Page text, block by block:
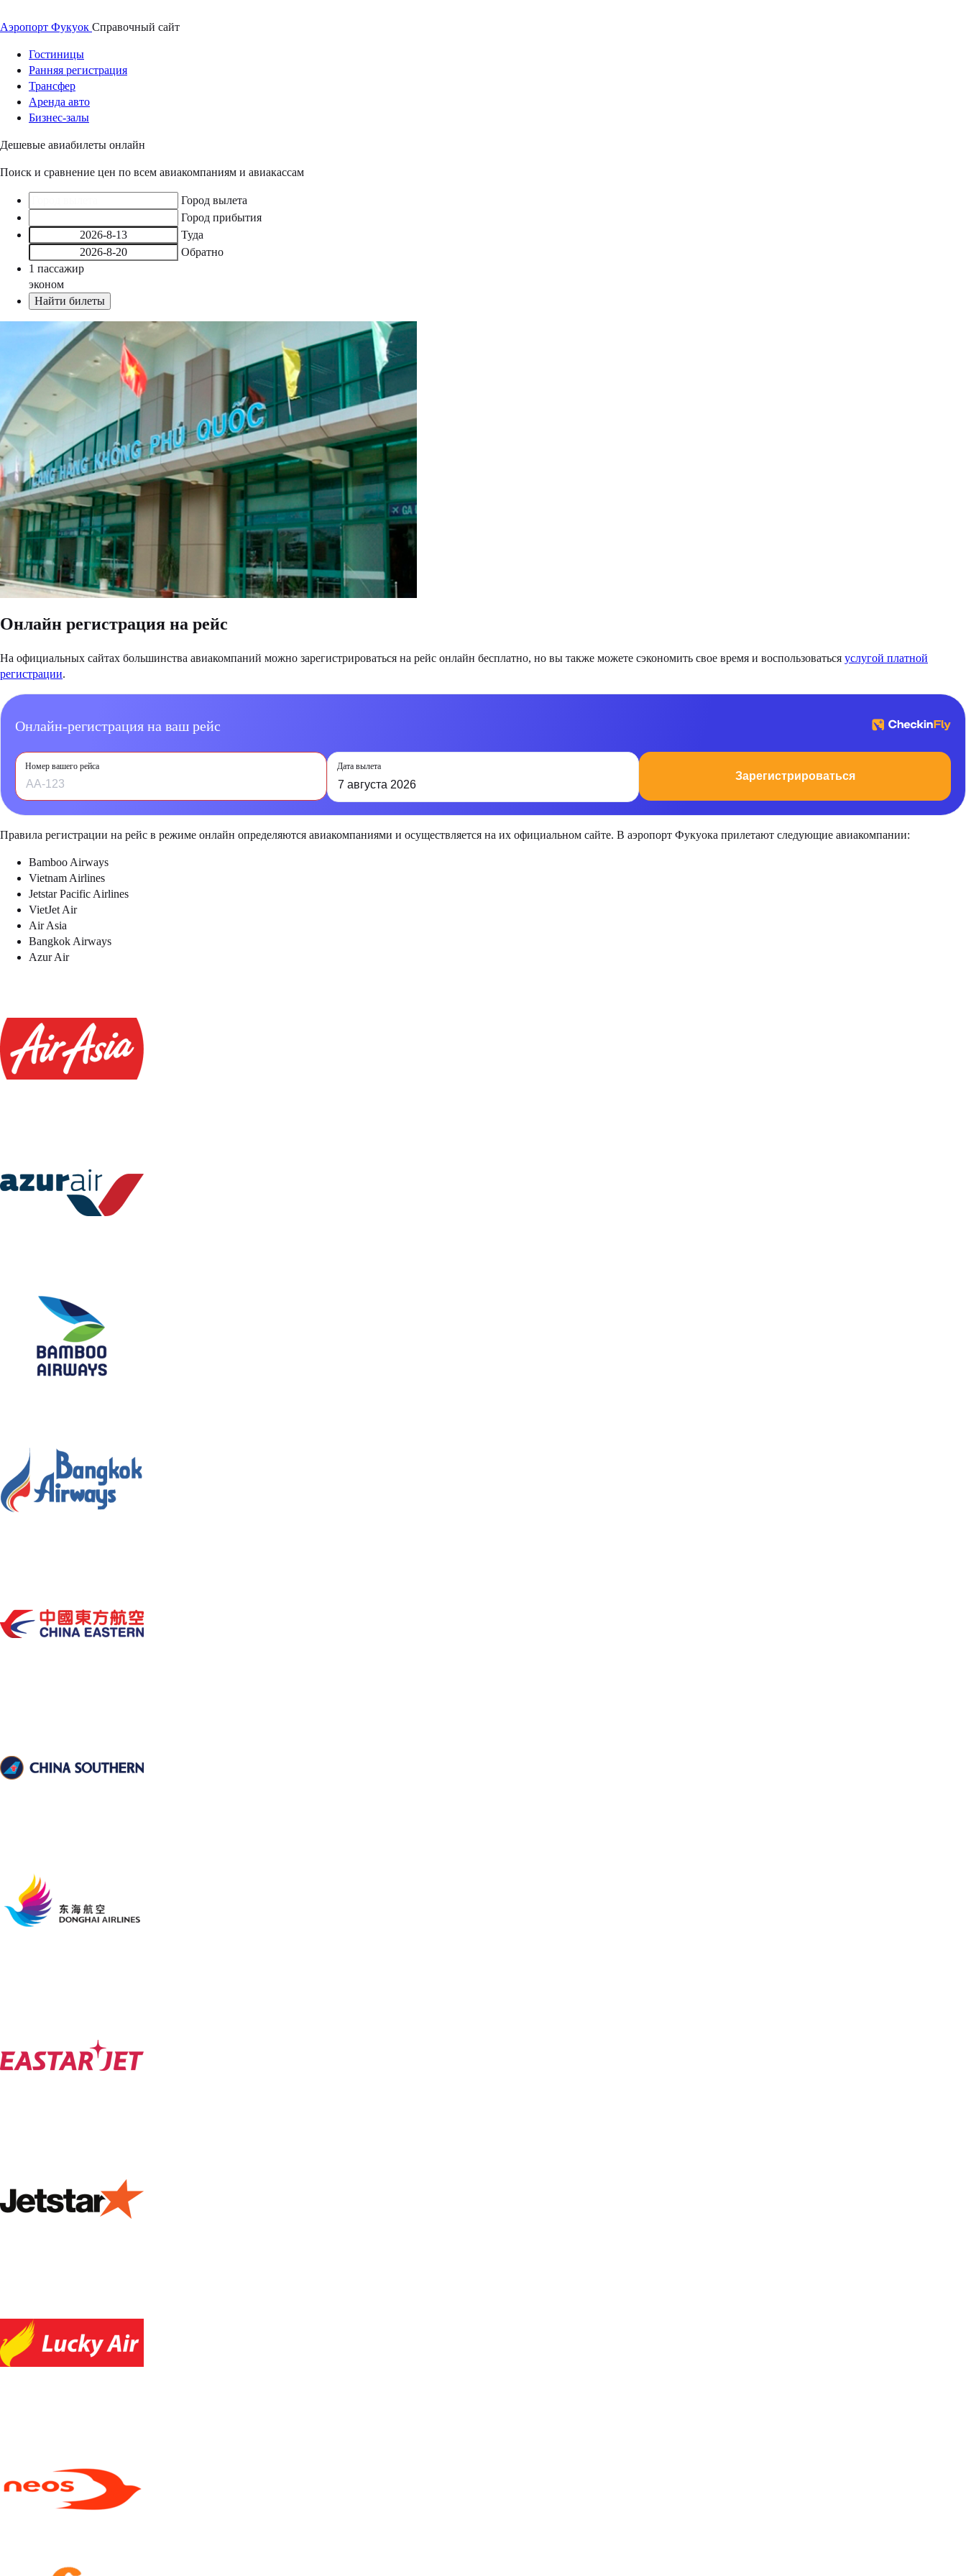
Аэропорт Фукуок Справочный сайт
Гостиницы
Ранняя регистрация
Трансфер
Аренда авто
Бизнес-залы
Дешевые авиабилеты онлайн
Поиск и сравнение цен по всем авиакомпаниям и авиакассам
Город вылета
Город прибытия
Туда
Обратно
1 пассажир
эконом
Найти билеты
Онлайн регистрация на рейс
На официальных сайтах большинства авиакомпаний можно зарегистрироваться на рейс онлайн бесплатно, но вы также можете сэкономить свое время и воспользоваться услугой платной
регистрации.
Онлайн-регистрация на ваш рейс
Номер вашего рейса
Зарегистрироваться
Дата вылета
7 августа 2026
Правила регистрации на рейс в режиме онлайн определяются авиакомпаниями и осуществляется на их официальном сайте. В аэропорт Фукуока прилетают следующие авиакомпании:
Bamboo Airways
Vietnam Airlines
Jetstar Pacific Airlines
VietJet Air
Air Asia
Bangkok Airways
Azur Air